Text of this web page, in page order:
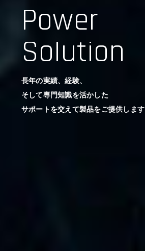
Power
Solution
長年の実績、経験、
そして専門知識を活かした
サポートを交えて製品をご提供します